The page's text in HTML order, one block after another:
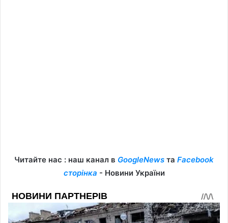
Читайте нас : наш канал в GoogleNews та Facebook
сторінка - Новини України